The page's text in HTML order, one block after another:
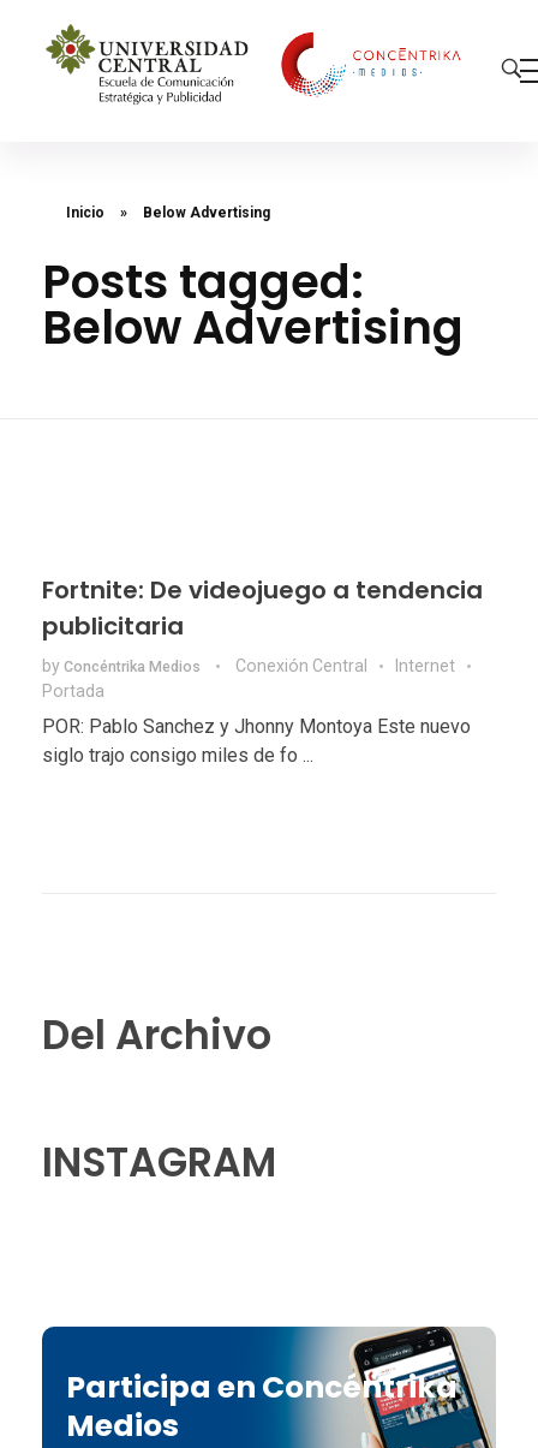
Inicio » Below Advertising
Posts tagged:
Below Advertising
Fortnite: De videojuego a tendencia
publicitaria
by Concéntrika Medios Conexión Central
Internet
Portada
POR: Pablo Sanchez y Jhonny Montoya Este nuevo
siglo trajo consigo miles de fo ...
Del Archivo
INSTAGRAM
Participa en Concéntrika
Medios